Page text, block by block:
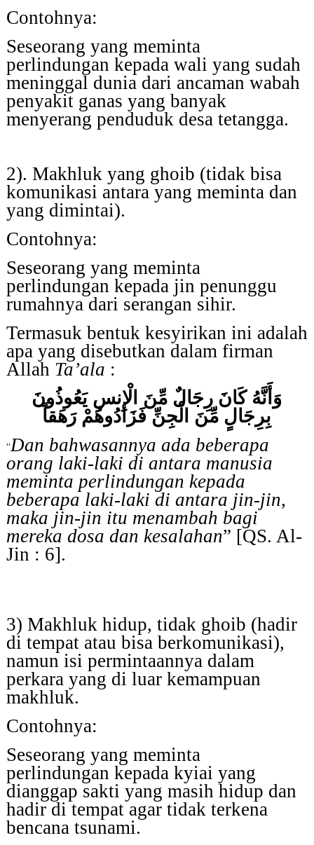
Contohnya:
Seseorang yang meminta
perlindungan kepada wali yang sudah
meninggal dunia dari ancaman wabah
penyakit ganas yang banyak
menyerang penduduk desa tetangga.
2). Makhluk yang ghoib (tidak bisa
komunikasi antara yang meminta dan
yang dimintai).
Contohnya:
Seseorang yang meminta
perlindungan kepada jin penunggu
rumahnya dari serangan sihir.
Termasuk bentuk kesyirikan ini adalah
apa yang disebutkan dalam firman
Allah Ta’ala :
وَأَنَّهُ كَانَ رِجَالٌ مِّنَ الْإِنسِ يَعُوذُونَ
بِرِجَالٍ مِّنَ الْجِنِّ فَزَادُوهُمْ رَهَقاً
“Dan bahwasannya ada beberapa
orang laki-laki di antara manusia
meminta perlindungan kepada
beberapa laki-laki di antara jin-jin,
maka jin-jin itu menambah bagi
mereka dosa dan kesalahan” [QS. Al-
Jin : 6].
3) Makhluk hidup, tidak ghoib (hadir
di tempat atau bisa berkomunikasi),
namun isi permintaannya dalam
perkara yang di luar kemampuan
makhluk.
Contohnya:
Seseorang yang meminta
perlindungan kepada kyiai yang
dianggap sakti yang masih hidup dan
hadir di tempat agar tidak terkena
bencana tsunami.